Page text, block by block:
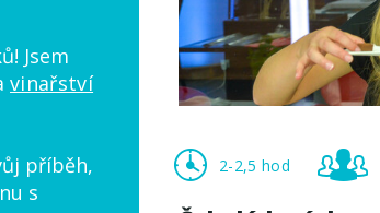
Jsem
vinařství
příběh,
s
2-2,5 hod